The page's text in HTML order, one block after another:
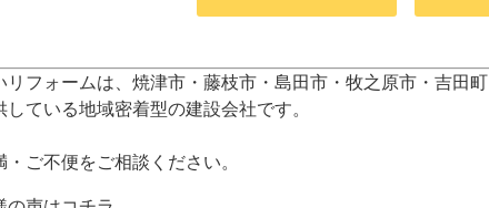
リフォームは、焼津市・藤枝市・島田市・牧之原市・吉田町
ている地域密着型の建設会社です。
ご不便をご相談ください。